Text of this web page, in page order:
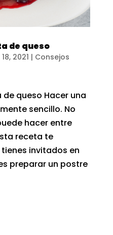
de queso
2021 | Consejos
queso Hacer una
sencillo. No
hacer entre
receta te
invitados en
preparar un postre